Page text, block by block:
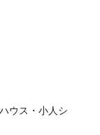
ウス・小人シ